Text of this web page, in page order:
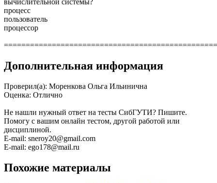
вычислительной системы?
процесс
пользователь
процессор
Дополнительная информация
Проверил(а): Моренкова Ольга Ильинична
Оценка: Отлично
Не нашли нужный ответ на тесты СибГУТИ? Пишите.
Помогу с вашим онлайн тестом, другой работой или
дисциплиной.
E-mail: sneroy20@gmail.com
E-mail: ego178@mail.ru
Похожие материалы